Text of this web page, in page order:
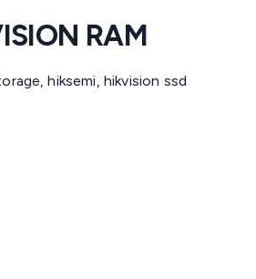
RAM
hiksemi, hikvision ssd